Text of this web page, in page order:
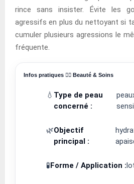
rince sans insister. Évite les
agressifs en plus du nettoyant si
cumuler plusieurs agressions le
fréquente.
Infos pratiques 💆‍♀️ Beauté & Soins
💧 Type de peau
concerné :
🌿Objectif
principal :
🧪Forme / Application :